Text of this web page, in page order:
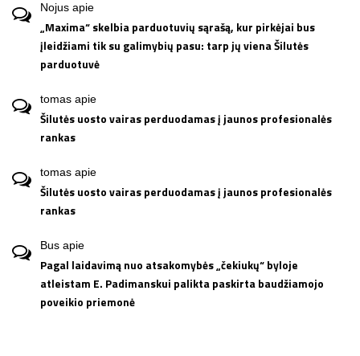
Nojus apie
„Maxima“ skelbia parduotuvių sąrašą, kur pirkėjai bus
įleidžiami tik su galimybių pasu: tarp jų viena Šilutės
parduotuvė
tomas apie
Šilutės uosto vairas perduodamas į jaunos profesionalės
rankas
tomas apie
Šilutės uosto vairas perduodamas į jaunos profesionalės
rankas
Bus apie
Pagal laidavimą nuo atsakomybės „čekiukų“ byloje
atleistam E. Padimanskui palikta paskirta baudžiamojo
poveikio priemonė